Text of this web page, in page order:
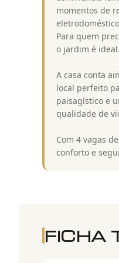
momentos de
Para quem
o jardim é ideal.
A casa conta
local perfeito
paisagístico e
qualidade de
Com 4 vagas
conforto e
FICHA